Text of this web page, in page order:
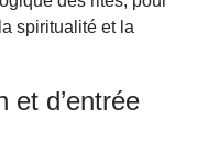
spiritualité et la
et d’entrée